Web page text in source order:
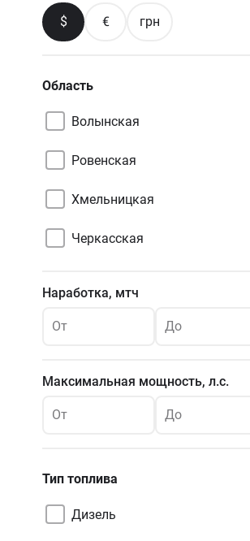
$ € грн
Область
Волынская
Ровенская
Хмельницкая
Черкасская
Наработка, мтч
От До
Максимальная мощность, л.с.
От До
Тип топлива
Дизель